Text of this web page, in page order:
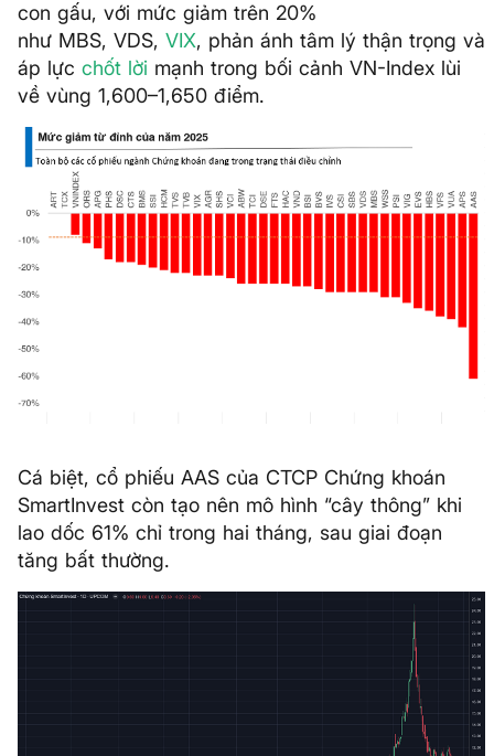
con gấu, với mức giảm trên 20%
như MBS, VDS, VIX, phản ánh tâm lý thận trọng và
áp lực chốt lời mạnh trong bối cảnh VN-Index lùi
về vùng 1,600–1,650 điểm.
Cá biệt, cổ phiếu AAS của CTCP Chứng khoán
SmartInvest còn tạo nên mô hình “cây thông” khi
lao dốc 61% chỉ trong hai tháng, sau giai đoạn
tăng bất thường.